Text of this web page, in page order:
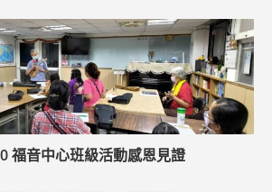
福音中心班級活動感恩見證